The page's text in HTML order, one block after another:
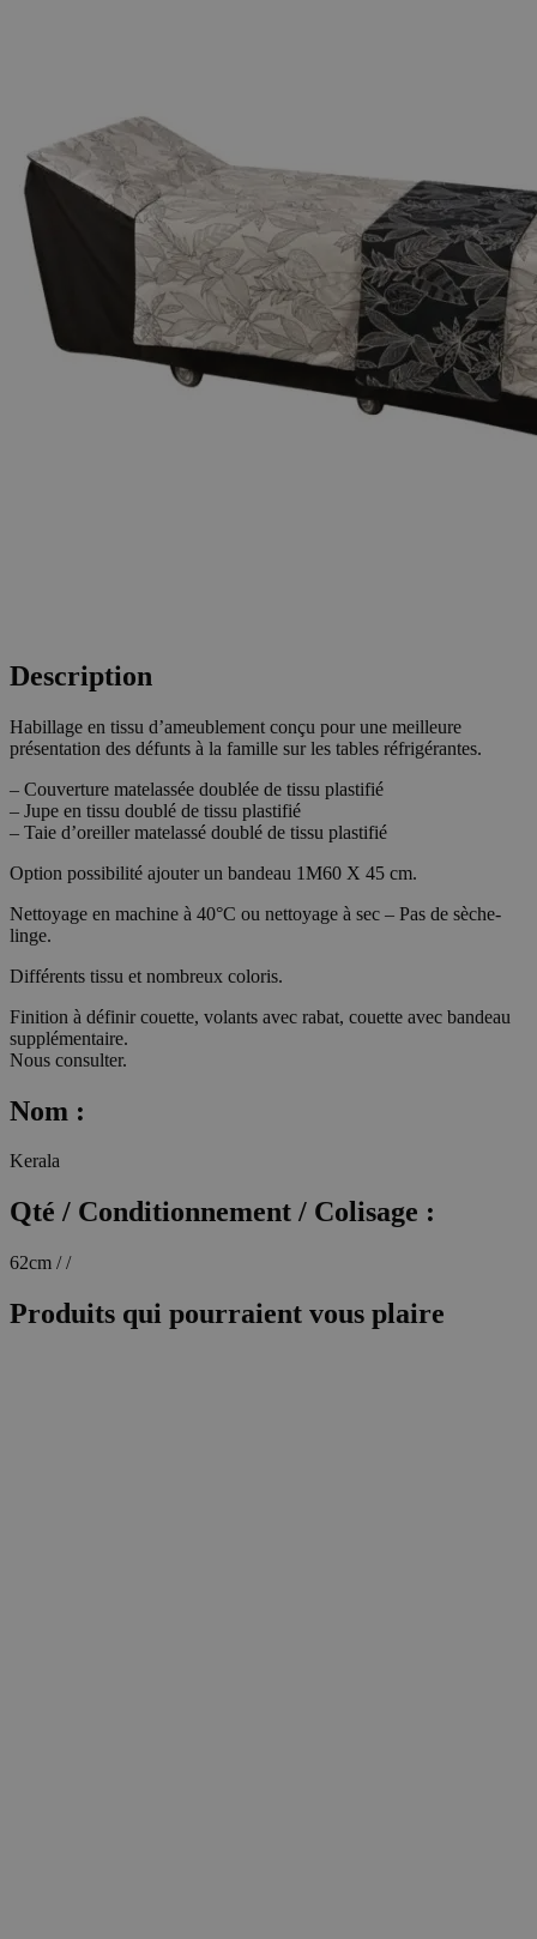
Description
Habillage en tissu d’ameublement conçu pour une meilleure
présentation des défunts à la famille sur les tables réfrigérantes.
– Couverture matelassée doublée de tissu plastifié
– Jupe en tissu doublé de tissu plastifié
– Taie d’oreiller matelassé doublé de tissu plastifié
Option possibilité ajouter un bandeau 1M60 X 45 cm.
Nettoyage en machine à 40°C ou nettoyage à sec – Pas de sèche-
linge.
Différents tissu et nombreux coloris.
Finition à définir couette, volants avec rabat, couette avec bandeau
supplémentaire.
Nous consulter.
Nom :
Kerala
Qté / Conditionnement / Colisage :
62cm / /
Produits qui pourraient vous plaire